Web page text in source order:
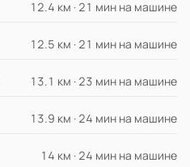
12.4 км · 21 мин на машине
12.5 км · 21 мин на машине
13.1 км · 23 мин на машине
13.9 км · 24 мин на машине
14 км · 24 мин на машине